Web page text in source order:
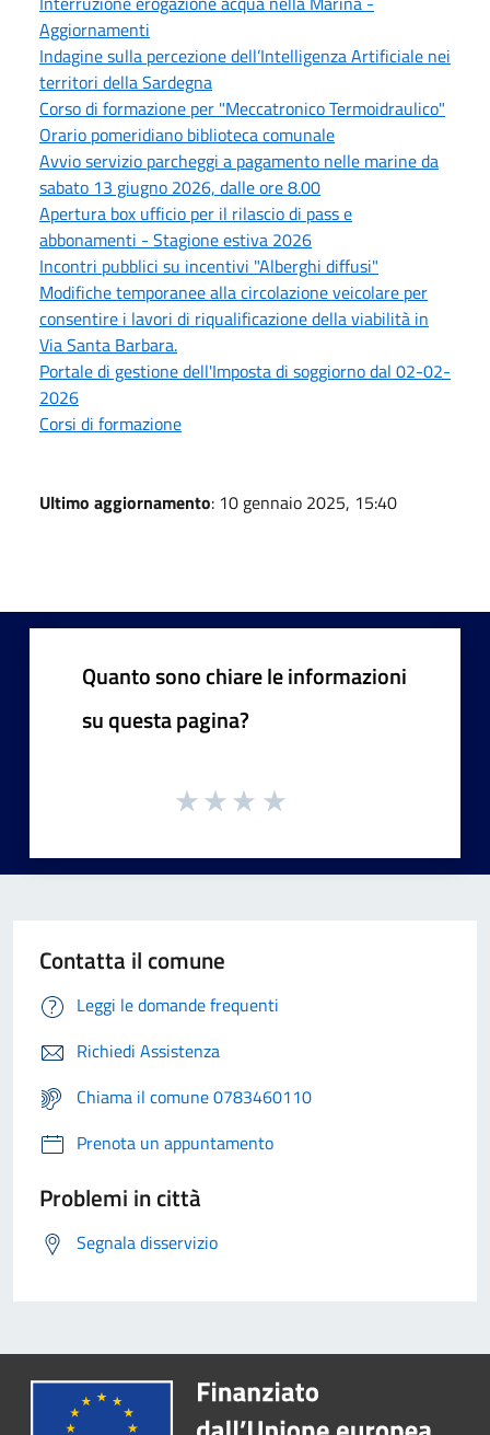
Aggiornamenti
Indagine sulla percezione dell’Intelligenza Artificiale nei
territori della Sardegna
Corso di formazione per "Meccatronico Termoidraulico"
Orario pomeridiano biblioteca comunale
Avvio servizio parcheggi a pagamento nelle marine da
sabato 13 giugno 2026, dalle ore 8.00
Apertura box ufficio per il rilascio di pass e
abbonamenti - Stagione estiva 2026
Incontri pubblici su incentivi "Alberghi diffusi"
Modifiche temporanee alla circolazione veicolare per
consentire i lavori di riqualificazione della viabilità in
Via Santa Barbara.
Portale di gestione dell'Imposta di soggiorno dal 02-02-
2026
Corsi di formazione
Ultimo aggiornamento: 10 gennaio 2025, 15:40
Quanto sono chiare le informazioni
su questa pagina?
Contatta il comune
Leggi le domande frequenti
Richiedi Assistenza
Chiama il comune 0783460110
Prenota un appuntamento
Problemi in città
Segnala disservizio